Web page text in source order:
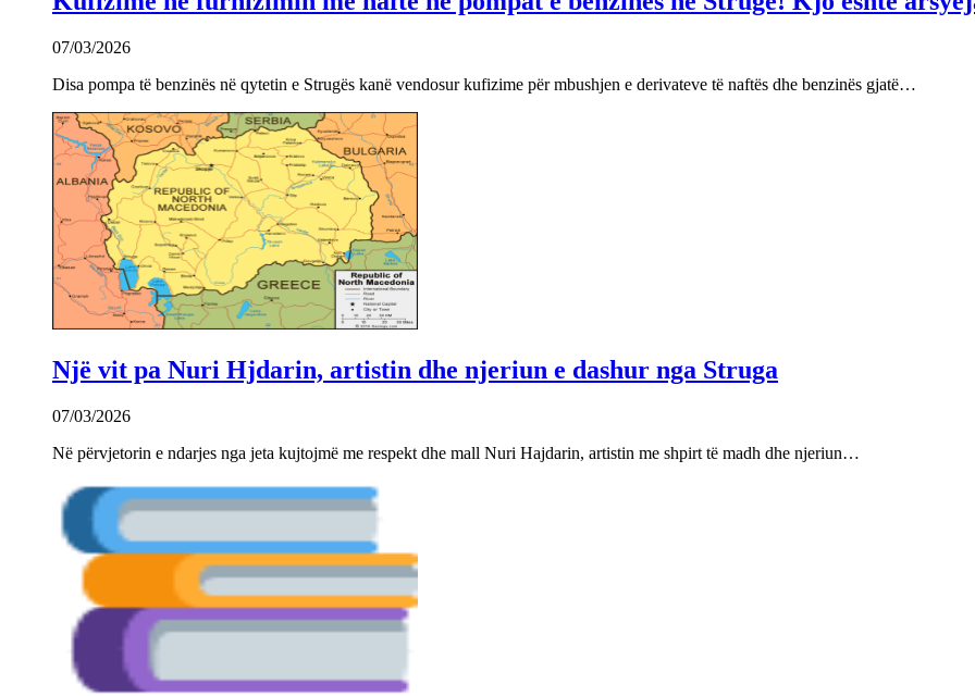
07/03/2026
Disa pompa të benzinës në qytetin e Strugës kanë vendosur kufizime për mbushjen e derivateve të naftës dhe benzinës gjatë…
Një vit pa Nuri Hjdarin, artistin dhe njeriun e dashur nga Struga
07/03/2026
Në përvjetorin e ndarjes nga jeta kujtojmë me respekt dhe mall Nuri Hajdarin, artistin me shpirt të madh dhe njeriun…